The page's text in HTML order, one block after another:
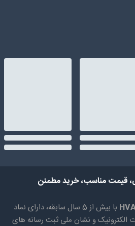
قیمت مناسب، خرید مطمئن
با بیش از 5 سال سابقه، دارای نماد
الکترونیک و نشان ملی ثبت رسانه های